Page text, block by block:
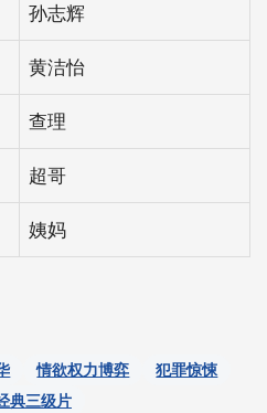
孙志辉
黄洁怡
查理
超哥
姨妈
情欲权力博弈
犯罪惊悚
典三级片